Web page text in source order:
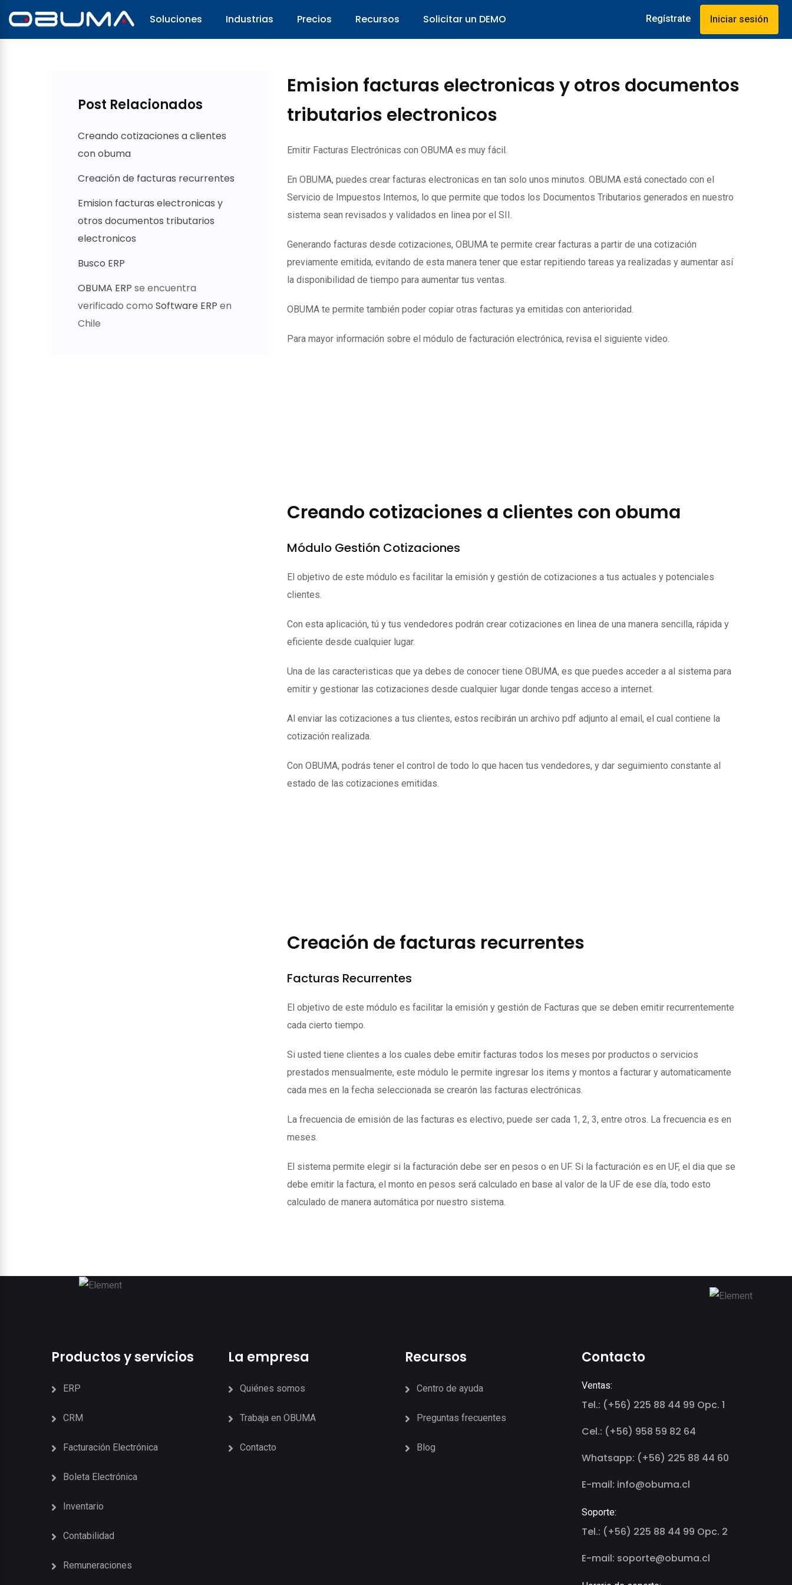
Soluciones Industrias Precios Recursos Solicitar un DEMO Regístrate Iniciar sesión
Emision facturas electronicas y otros documentos
tributarios electronicos
Emitir Facturas Electrónicas con OBUMA es muy fácil.
En OBUMA, puedes crear facturas electronicas en tan solo unos minutos. OBUMA está conectado con el
Servicio de Impuestos Internos, lo que permite que todos los Documentos Tributarios generados en nuestro
sistema sean revisados y validados en linea por el SII.
Generando facturas desde cotizaciones, OBUMA te permite crear facturas a partir de una cotización
previamente emitida, evitando de esta manera tener que estar repitiendo tareas ya realizadas y aumentar así
la disponibilidad de tiempo para aumentar tus ventas.
OBUMA te permite también poder copiar otras facturas ya emitidas con anterioridad.
Para mayor información sobre el módulo de facturación electrónica, revisa el siguiente video.
Post Relacionados
Creando cotizaciones a clientes
con obuma
Creación de facturas recurrentes
Emision facturas electronicas y
otros documentos tributarios
electronicos
Busco ERP
OBUMA ERP se encuentra
verificado como Software ERP en
Chile
Creando cotizaciones a clientes con obuma
Módulo Gestión Cotizaciones
El objetivo de este módulo es facilitar la emisión y gestión de cotizaciones a tus actuales y potenciales
clientes.
Con esta aplicación, tú y tus vendedores podrán crear cotizaciones en linea de una manera sencilla, rápida y
eficiente desde cualquier lugar.
Una de las caracteristicas que ya debes de conocer tiene OBUMA, es que puedes acceder a al sistema para
emitir y gestionar las cotizaciones desde cualquier lugar donde tengas acceso a internet.
Al enviar las cotizaciones a tus clientes, estos recibirán un archivo pdf adjunto al email, el cual contiene la
cotización realizada.
Con OBUMA, podrás tener el control de todo lo que hacen tus vendedores, y dar seguimiento constante al
estado de las cotizaciones emitidas.
Creación de facturas recurrentes
Facturas Recurrentes
El objetivo de este módulo es facilitar la emisión y gestión de Facturas que se deben emitir recurrentemente
cada cierto tiempo.
Si usted tiene clientes a los cuales debe emitir facturas todos los meses por productos o servicios
prestados mensualmente, este módulo le permite ingresar los items y montos a facturar y automaticamente
cada mes en la fecha seleccionada se crearón las facturas electrónicas.
La frecuencia de emisión de las facturas es electivo, puede ser cada 1, 2, 3, entre otros. La frecuencia es en
meses.
El sistema permite elegir si la facturación debe ser en pesos o en UF. Si la facturación es en UF, el dia que se
debe emitir la factura, el monto en pesos será calculado en base al valor de la UF de ese día, todo esto
calculado de manera automática por nuestro sistema.
Productos y servicios
ERP
CRM
Facturación Electrónica
Boleta Electrónica
Inventario
Contabilidad
Remuneraciones
La empresa
Quiénes somos
Trabaja en OBUMA
Contacto
Recursos
Centro de ayuda
Preguntas frecuentes
Blog
Contacto
Ventas:
Tel.: (+56) 225 88 44 99 Opc. 1
Cel.: (+56) 958 59 82 64
Whatsapp: (+56) 225 88 44 60
E-mail: info@obuma.cl
Soporte:
Tel.: (+56) 225 88 44 99 Opc. 2
E-mail: soporte@obuma.cl